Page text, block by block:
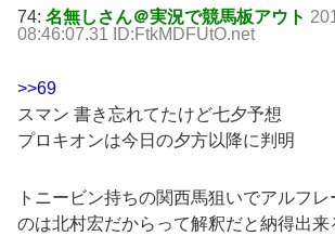
74: 名無しさん＠実況で競馬板アウト
08:46:07.31 ID:FtkMDFUtO.net
>>69
スマン 書き忘れてたけど七夕予想
プロキオンは今日の夕方以降に判明
トニービン持ちの関西馬狙いでアルフ
のは北村宏だからって解釈だと納得出来